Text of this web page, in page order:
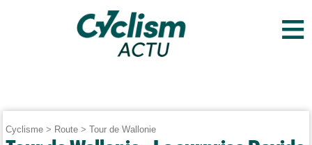
≡
Cyclisme > Route >Tour de Wallonie